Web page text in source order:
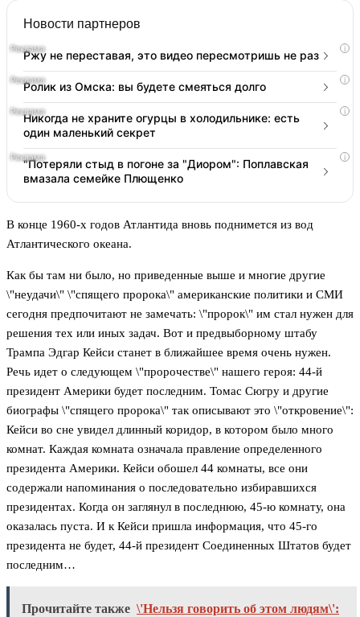
Новости партнеров
i
Ржу не переставая, это видео пересмотришь не раз
i
Ролик из Омска: вы будете смеяться долго
i
Никогда не храните огурцы в холодильнике: есть
один маленький секрет
i
"Потеряли стыд в погоне за "Диором": Поплавская
вмазала семейке Плющенко
В конце 1960-х годов Атлантида вновь поднимется из вод
Атлантического океана.
Как бы там ни было, но приведенные выше и многие другие
\"неудачи\" \"спящего пророка\" американские политики и СМИ
сегодня предпочитают не замечать: \"пророк\" им стал нужен для
решения тех или иных задач. Вот и предвыборному штабу
Трампа Эдгар Кейси станет в ближайшее время очень нужен.
Речь идет о следующем \"пророчестве\" нашего героя: 44-й
президент Америки будет последним. Томас Сюгру и другие
биографы \"спящего пророка\" так описывают это \"откровение\":
Кейси во сне увидел длинный коридор, в котором было много
комнат. Каждая комната означала правление определенного
президента Америки. Кейси обошел 44 комнаты, все они
содержали напоминания о последовательно избиравшихся
президентах. Когда он заглянул в последнюю, 45-ю комнату, она
оказалась пуста. И к Кейси пришла информация, что 45-го
президента не будет, 44-й президент Соединенных Штатов будет
последним…
Прочитайте также \'Нельзя говорить об этом людям\':